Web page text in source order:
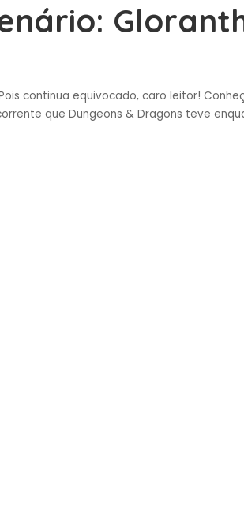
continua equivocado, caro leitor!
que Dungeons & Dragons teve